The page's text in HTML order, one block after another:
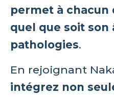
permet à chacun
quel que soit son
pathologies.
En rejoignant
intégrez non